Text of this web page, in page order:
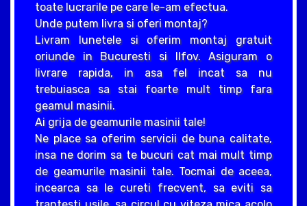
toate lucrarile pe care le-am efectua.
Unde putem livra si oferi montaj?
Livram lunetele si oferim montaj gratuit
oriunde in Bucuresti si Ilfov. Asiguram o
livrare rapida, in asa fel incat sa nu
trebuiasca sa stai foarte mult timp fara
geamul masinii.
Ai grija de geamurile masinii tale!
Ne place sa oferim servicii de buna calitate,
insa ne dorim sa te bucuri cat mai mult timp
de geamurile masinii tale. Tocmai de aceea,
incearca sa le cureti frecvent, sa eviti sa